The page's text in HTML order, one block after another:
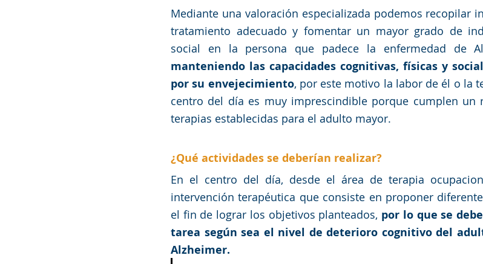
Mediante una valoración especializada podemos recopilar
tratamiento adecuado y fomentar un mayor grado de
social en la persona que padece la enfermedad de
manteniendo las capacidades cognitivas, físicas y
por su envejecimiento, por este motivo la labor de él o la
centro del día es muy imprescindible porque cumplen
terapias establecidas para el adulto mayor.
¿Qué actividades se deberían realizar?
En el centro del día, desde el área de terapia
intervención terapéutica que consiste en proponer
el fin de lograr los objetivos planteados, por lo que se
tarea según sea el nivel de deterioro cognitivo del
Alzheimer.